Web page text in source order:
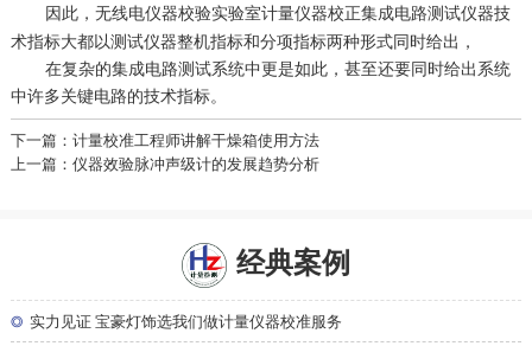
因此， 无线电仪器校验实验室计量仪器校正集成电路测试仪器技
术指标大都以测试仪器整机指标和分项指标两种形式同时给出，
在复杂的集成电路测试系统中更是如此，甚至还要同时给出系统
中许多关键电路的技术指标。
下一篇：计量校准工程师讲解干燥箱使用方法
上一篇：仪器效验脉冲声级计的发展趋势分析
经典案例
◎ 实力见证 宝豪灯饰选我们做计量仪器校准服务